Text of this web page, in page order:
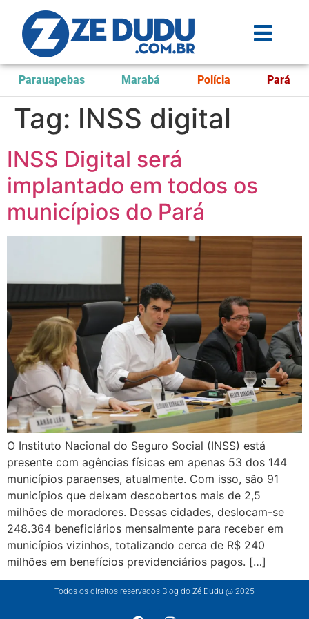
Parauapebas Marabá Polícia Pará
Tag: INSS digital
INSS Digital será
implantado em todos os
municípios do Pará
O Instituto Nacional do Seguro Social (INSS) está
presente com agências físicas em apenas 53 dos 144
municípios paraenses, atualmente. Com isso, são 91
municípios que deixam descobertos mais de 2,5
milhões de moradores. Dessas cidades, deslocam-se
248.364 beneficiários mensalmente para receber em
municípios vizinhos, totalizando cerca de R$ 240
milhões em benefícios previdenciários pagos. […]
Todos os direitos reservados Blog do Zé Dudu @ 2025